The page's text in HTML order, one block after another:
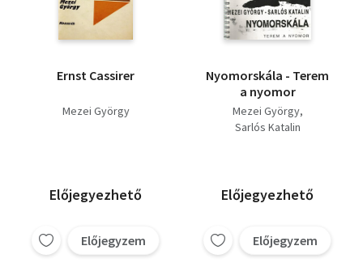
Ernst Cassirer
Mezei György
Előjegyezhető
Előjegyzem
Nyomorskála - Terem
a nyomor
Mezei György
Sarlós Katalin
Előjegyezhető
Előjegyzem